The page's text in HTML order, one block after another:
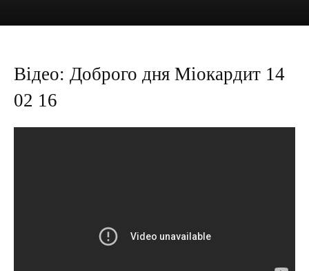
Відео: Доброго дня Міокардит 14
02 16